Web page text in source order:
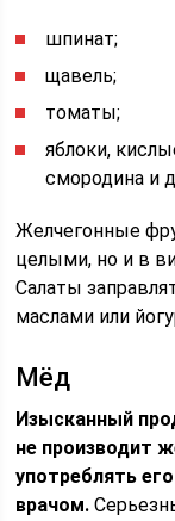
шпинат;
щавель;
томаты;
яблоки,
смородина и
Желчегонные
целыми, но и в
Салаты
маслами или
Мёд
Изысканный
не производит
употреблять
врачом.